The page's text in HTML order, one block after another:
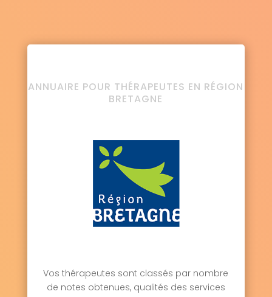
ANNUAIRE POUR THÉRAPEUTES EN RÉGION
BRETAGNE
Vos thérapeutes sont classés par nombre
de notes obtenues, qualités des services